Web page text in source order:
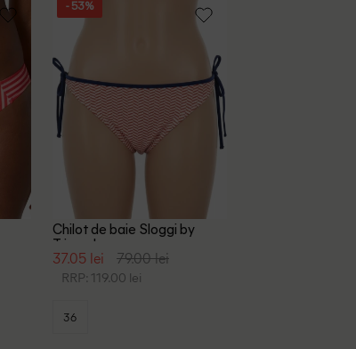
- 53%
Chilot de baie Sloggi by
Triumph, rosu
37.05 lei 79.00 lei
RRP: 119.00 lei
36